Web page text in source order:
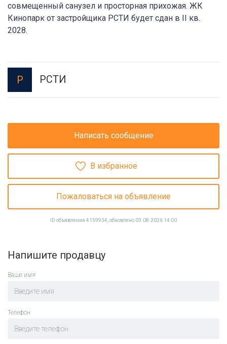
совмещенный санузел и просторная прихожая. ЖК
Кинопарк от застройщика РСТИ будет сдан в II кв.
2028.
Р РСТИ
Написать сообщение
В избранное
Пожаловаться на объявление
ID объявления 4159934, обновлено 03.08.2026 14:00
Напишите продавцу
Ваше имя
Телефон